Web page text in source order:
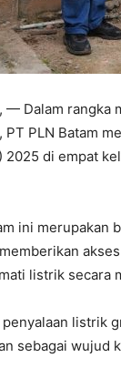
— Dalam rangka
PT PLN Batam
2025 di empat
ini merupakan
listrik secara
listrik
sebagai wujud